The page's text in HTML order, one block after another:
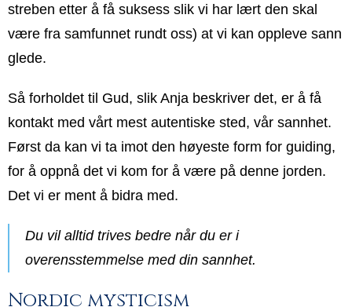
streben etter å få suksess slik vi har lært den skal
være fra samfunnet rundt oss) at vi kan oppleve sann
glede.
Så forholdet til Gud, slik Anja beskriver det, er å få
kontakt med vårt mest autentiske sted, vår sannhet.
Først da kan vi ta imot den høyeste form for guiding,
for å oppnå det vi kom for å være på denne jorden.
Det vi er ment å bidra med.
Du vil alltid trives bedre når du er i
overensstemmelse med din sannhet.
Nordic mysticism